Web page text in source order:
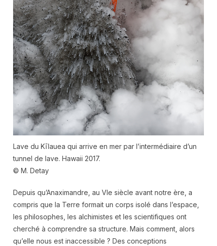
Lave du Kīlauea qui arrive en mer par l’intermédiaire d’un
tunnel de lave. Hawaii 2017.
© M. Detay
Depuis qu’Anaximandre, au VIe siècle avant notre ère, a
compris que la Terre formait un corps isolé dans l’espace,
les philosophes, les alchimistes et les scientifiques ont
cherché à comprendre sa structure. Mais comment, alors
qu’elle nous est inaccessible ? Des conceptions